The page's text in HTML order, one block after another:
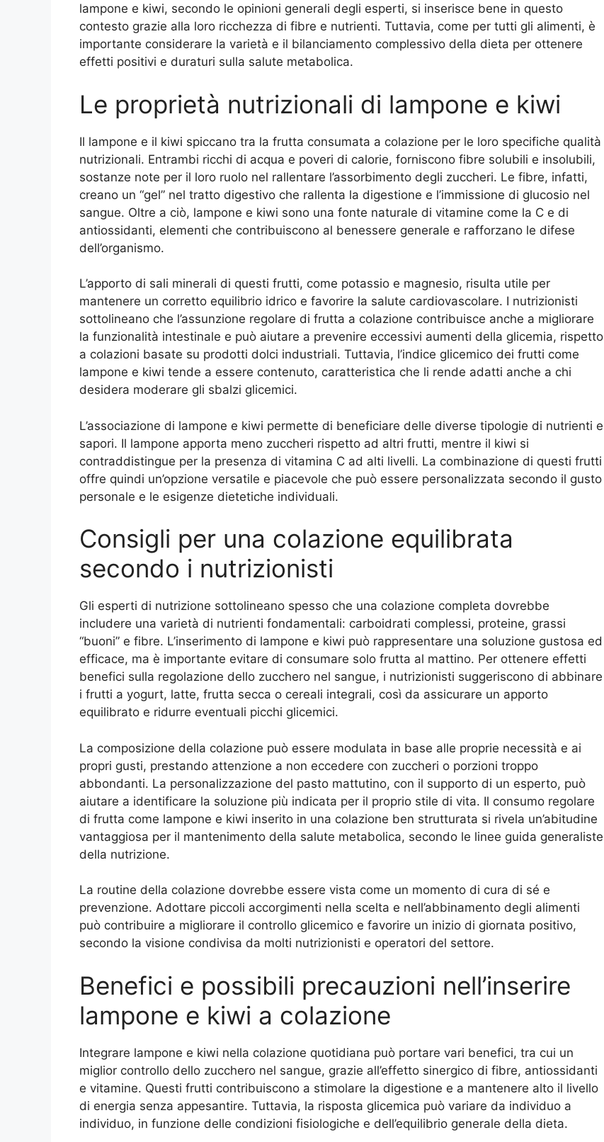
lampone e kiwi, secondo le opinioni generali degli esperti, si inserisce bene in questo
contesto grazie alla loro ricchezza di fibre e nutrienti. Tuttavia, come per tutti gli alimenti, è
importante considerare la varietà e il bilanciamento complessivo della dieta per ottenere
effetti positivi e duraturi sulla salute metabolica.
Le proprietà nutrizionali di lampone e kiwi
Il lampone e il kiwi spiccano tra la frutta consumata a colazione per le loro specifiche qualità
nutrizionali. Entrambi ricchi di acqua e poveri di calorie, forniscono fibre solubili e insolubili,
sostanze note per il loro ruolo nel rallentare l’assorbimento degli zuccheri. Le fibre, infatti,
creano un “gel” nel tratto digestivo che rallenta la digestione e l’immissione di glucosio nel
sangue. Oltre a ciò, lampone e kiwi sono una fonte naturale di vitamine come la C e di
antiossidanti, elementi che contribuiscono al benessere generale e rafforzano le difese
dell’organismo.
L’apporto di sali minerali di questi frutti, come potassio e magnesio, risulta utile per
mantenere un corretto equilibrio idrico e favorire la salute cardiovascolare. I nutrizionisti
sottolineano che l’assunzione regolare di frutta a colazione contribuisce anche a migliorare
la funzionalità intestinale e può aiutare a prevenire eccessivi aumenti della glicemia, rispetto
a colazioni basate su prodotti dolci industriali. Tuttavia, l’indice glicemico dei frutti come
lampone e kiwi tende a essere contenuto, caratteristica che li rende adatti anche a chi
desidera moderare gli sbalzi glicemici.
L’associazione di lampone e kiwi permette di beneficiare delle diverse tipologie di nutrienti e
sapori. Il lampone apporta meno zuccheri rispetto ad altri frutti, mentre il kiwi si
contraddistingue per la presenza di vitamina C ad alti livelli. La combinazione di questi frutti
offre quindi un’opzione versatile e piacevole che può essere personalizzata secondo il gusto
personale e le esigenze dietetiche individuali.
Consigli per una colazione equilibrata
secondo i nutrizionisti
Gli esperti di nutrizione sottolineano spesso che una colazione completa dovrebbe
includere una varietà di nutrienti fondamentali: carboidrati complessi, proteine, grassi
“buoni” e fibre. L’inserimento di lampone e kiwi può rappresentare una soluzione gustosa ed
efficace, ma è importante evitare di consumare solo frutta al mattino. Per ottenere effetti
benefici sulla regolazione dello zucchero nel sangue, i nutrizionisti suggeriscono di abbinare
i frutti a yogurt, latte, frutta secca o cereali integrali, così da assicurare un apporto
equilibrato e ridurre eventuali picchi glicemici.
La composizione della colazione può essere modulata in base alle proprie necessità e ai
propri gusti, prestando attenzione a non eccedere con zuccheri o porzioni troppo
abbondanti. La personalizzazione del pasto mattutino, con il supporto di un esperto, può
aiutare a identificare la soluzione più indicata per il proprio stile di vita. Il consumo regolare
di frutta come lampone e kiwi inserito in una colazione ben strutturata si rivela un’abitudine
vantaggiosa per il mantenimento della salute metabolica, secondo le linee guida generaliste
della nutrizione.
La routine della colazione dovrebbe essere vista come un momento di cura di sé e
prevenzione. Adottare piccoli accorgimenti nella scelta e nell’abbinamento degli alimenti
può contribuire a migliorare il controllo glicemico e favorire un inizio di giornata positivo,
secondo la visione condivisa da molti nutrizionisti e operatori del settore.
Benefici e possibili precauzioni nell’inserire
lampone e kiwi a colazione
Integrare lampone e kiwi nella colazione quotidiana può portare vari benefici, tra cui un
miglior controllo dello zucchero nel sangue, grazie all’effetto sinergico di fibre, antiossidanti
e vitamine. Questi frutti contribuiscono a stimolare la digestione e a mantenere alto il livello
di energia senza appesantire. Tuttavia, la risposta glicemica può variare da individuo a
individuo, in funzione delle condizioni fisiologiche e dell’equilibrio generale della dieta.